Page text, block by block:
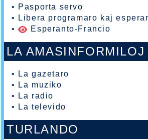
• Pasporta servo
•
Libera programaro kaj
•
Esperanto-Francio
LA AMASINFORMILOJ
•
La gazetaro
•
La muziko
•
La radio
•
La televido
TURLANDO